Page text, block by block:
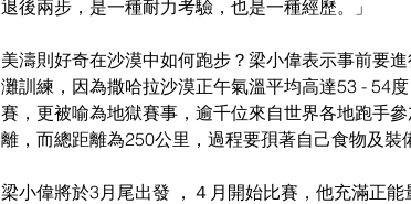
退後兩步，是一種耐力考驗，也是一種經歷。」
美濤則好奇在沙漠中如何跑步？梁小偉表示事前要
灘訓練，因為撒哈拉沙漠正午氣溫平均高達53 - 54
賽，更被喻為地獄賽事，逾千位來自世界各地跑手
離，而總距離為250公里，過程要孭著自己食物及裝
梁小偉將於3月尾出發 ，４月開始比賽，他充滿正